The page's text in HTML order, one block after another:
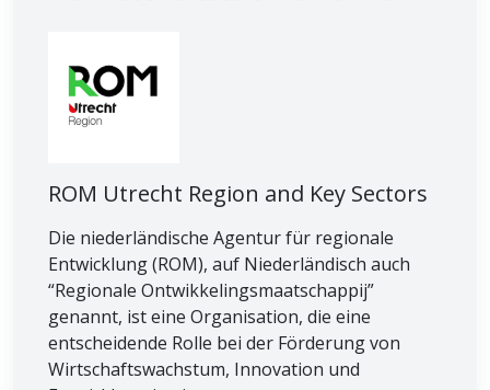
ROM Utrecht Region and Key Sectors
Die niederländische Agentur für regionale
Entwicklung (ROM), auf Niederländisch auch
“Regionale Ontwikkelingsmaatschappij”
genannt, ist eine Organisation, die eine
entscheidende Rolle bei der Förderung von
Wirtschaftswachstum, Innovation und